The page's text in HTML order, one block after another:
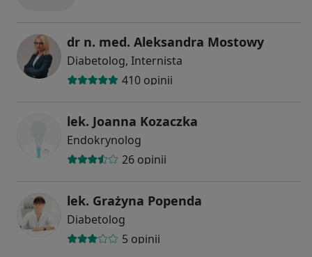
dr n. med. Aleksandra Mostowy
Diabetolog, Internista
410 opinii
lek. Joanna Kozaczka
Endokrynolog
26 opinii
lek. Grażyna Popenda
Diabetolog
5 opinii